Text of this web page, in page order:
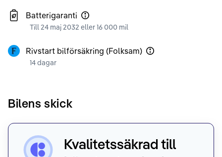
Batterigaranti
Till 24 maj 2032 eller 16 000 mil
Rivstart bilförsäkring (Folksam)
14 dagar
Bilens skick
Kvalitetssäkrad till